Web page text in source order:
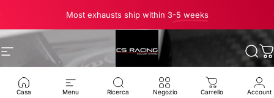
Most exhausts ship within 3-5 weeks
Navigazione del sito CS Racing Exhaust
Casa Menu Ricerca Negozio Carrello Account